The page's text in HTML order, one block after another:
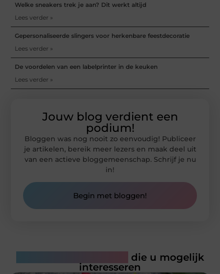
Welke sneakers trek je aan? Dit werkt altijd
Lees verder »
Gepersonaliseerde slingers voor herkenbare feestdecoratie
Lees verder »
De voordelen van een labelprinter in de keuken
Lees verder »
Jouw blog verdient een
podium!
Bloggen was nog nooit zo eenvoudig! Publiceer
je artikelen, bereik meer lezers en maak deel uit
van een actieve bloggemeenschap. Schrijf je nu
in!
Begin met bloggen!
die u mogelijk
interesseren